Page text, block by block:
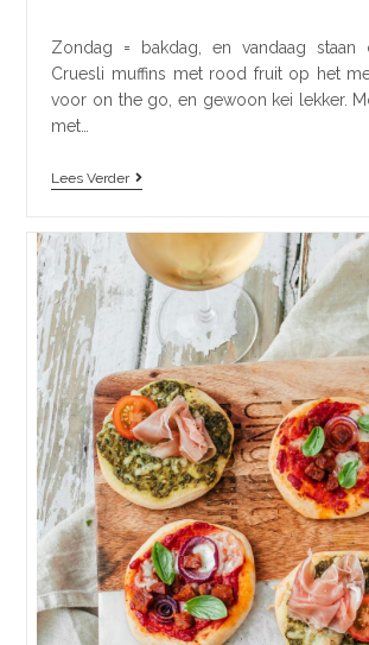
Zondag = bakdag, en vandaag staan
Cruesli muffins met rood fruit op het
voor on the go, en gewoon kei lekker.
met…
Lees Verder